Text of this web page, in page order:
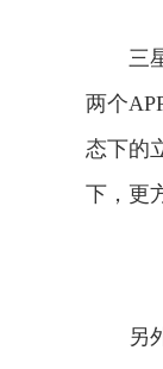
三
两个
态下的
下，更
另